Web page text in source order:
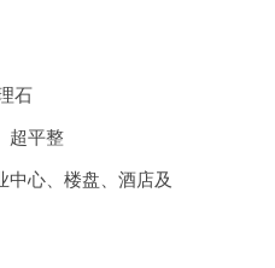
石
超平整
中心、楼盘、酒店及